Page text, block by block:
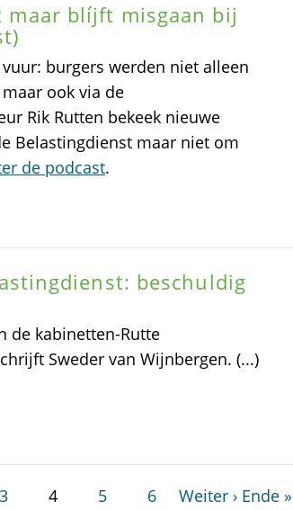
maar blíjft misgaan bij
burgers werden niet alleen
ook via de
Rik Rutten bekeek nieuwe
Belastingdienst maar niet om
de podcast.
beschuldig
de kabinetten-Rutte
Sweder van Wijnbergen. (...)
3 4 5 6 Weiter › Ende »